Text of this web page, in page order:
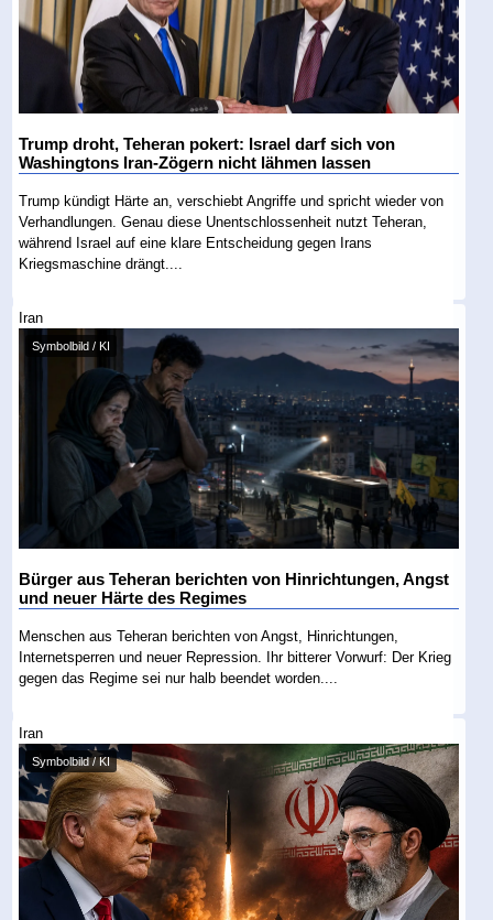
Trump droht, Teheran pokert: Israel darf sich von
Washingtons Iran-Zögern nicht lähmen lassen
Trump kündigt Härte an, verschiebt Angriffe und spricht wieder von
Verhandlungen. Genau diese Unentschlossenheit nutzt Teheran,
während Israel auf eine klare Entscheidung gegen Irans
Kriegsmaschine drängt....
Iran
Symbolbild / KI
Bürger aus Teheran berichten von Hinrichtungen, Angst
und neuer Härte des Regimes
Menschen aus Teheran berichten von Angst, Hinrichtungen,
Internetsperren und neuer Repression. Ihr bitterer Vorwurf: Der Krieg
gegen das Regime sei nur halb beendet worden....
Iran
Symbolbild / KI